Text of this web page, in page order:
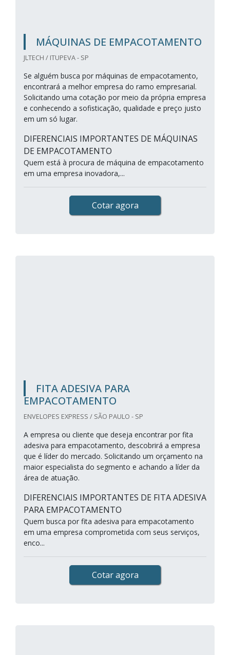
MÁQUINAS DE EMPACOTAMENTO
JLTECH / ITUPEVA - SP
Se alguém busca por máquinas de empacotamento,
encontrará a melhor empresa do ramo empresarial.
Solicitando uma cotação por meio da própria empresa
e conhecendo a sofisticação, qualidade e preço justo
em um só lugar.
DIFERENCIAIS IMPORTANTES DE MÁQUINAS
DE EMPACOTAMENTO
Quem está à procura de máquina de empacotamento
em uma empresa inovadora,...
Cotar agora
FITA ADESIVA PARA
EMPACOTAMENTO
ENVELOPES EXPRESS / SÃO PAULO - SP
A empresa ou cliente que deseja encontrar por fita
adesiva para empacotamento, descobrirá a empresa
que é líder do mercado. Solicitando um orçamento na
maior especialista do segmento e achando a líder da
área de atuação.
DIFERENCIAIS IMPORTANTES DE FITA ADESIVA
PARA EMPACOTAMENTO
Quem busca por fita adesiva para empacotamento
em uma empresa comprometida com seus serviços,
enco...
Cotar agora